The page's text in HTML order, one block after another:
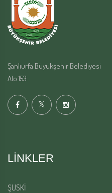
Şanlıurfa Büyükşehir Belediyesi
Alo 153
LINKLER
ŞUSKİ